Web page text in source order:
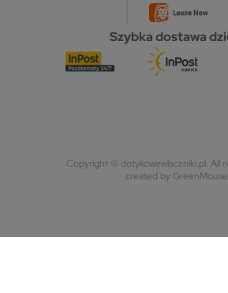
Szybka dostawa
Copyright © dotykowewlaczniki.pl. All
created by GreenMouse